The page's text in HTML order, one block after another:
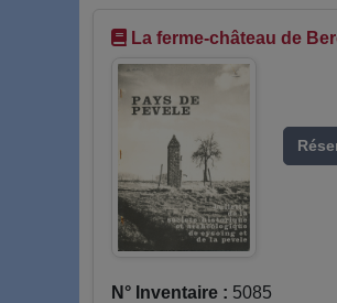
La ferme-château de
N° Inventaire : 5085